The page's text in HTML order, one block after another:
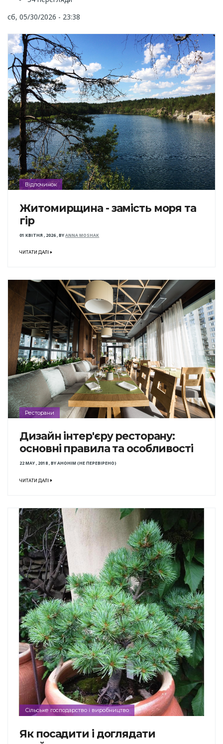
сб, 05/30/2026 - 23:38
Відпочинок
Житомирщина - замість моря та
гір
01 КВІТНЯ , 2026,BYANNA MOSHAK
ЧИТАТИ ДАЛІ
Ресторани
Дизайн інтер'єру ресторану:
основні правила та особливості
22 MAY , 2018,BYАНОНІМ (НЕ ПЕРЕВІРЕНО)
ЧИТАТИ ДАЛІ
Сільське господарство і виробництво
Як посадити і доглядати